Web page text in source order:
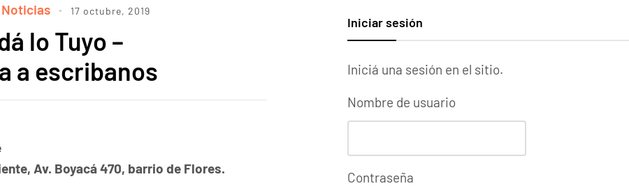
Noticias 17 octubre, 2019
lo Tuyo –
a escribanos
Av. Boyacá 470, barrio de Flores.
Iniciar sesión
Iniciá una sesión en el sitio.
Nombre de usuario
Contraseña